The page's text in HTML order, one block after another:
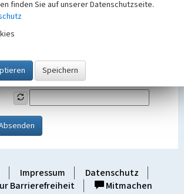
Tragen Sie unten das Rechenergebnis aus der
Impressum
Datenschutz
Barrierefreiheit
Mitmachen
finden Sie auf unserer Datenschutzseite.